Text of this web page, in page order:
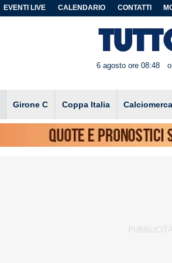
EVENTI LIVE CALENDARIO CONTATTI
6 agosto ore 08:48
Girone C Coppa Italia